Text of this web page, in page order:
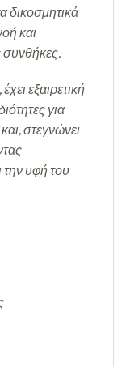
δικοσμητικά
και
συνθήκες.
εξαιρετική
για
στεγνώνει
την υφή του